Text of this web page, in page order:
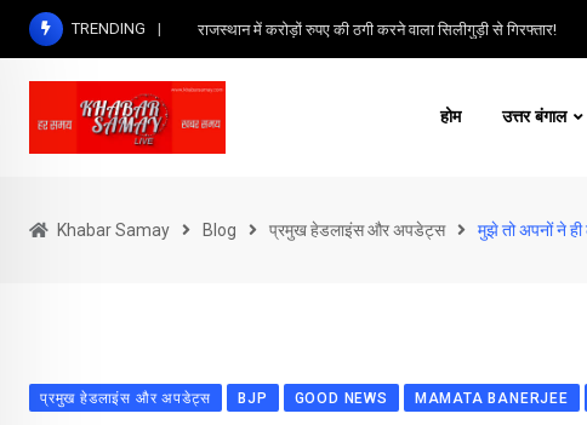
Skip
content
TRENDING राजस्थान में करोड़ों रुपए की ठगी करने वाला सिलीगुड़ी से गिरफ्तार!
होम उत्तर बंगाल
Khabar Samay Blog प्रमुख हेडलाइंस और अपडेट्स मुझे तो अपनों ने ही
प्रमुख हेडलाइंस और अपडेट्स BJP GOOD NEWS MAMATA BANERJEE